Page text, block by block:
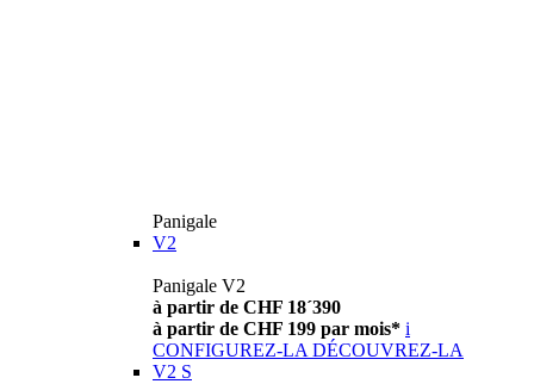
Panigale
V2
Panigale V2
à partir de CHF 18´390
à partir de CHF 199 par mois* i
CONFIGUREZ-LA DÉCOUVREZ-LA
V2 S